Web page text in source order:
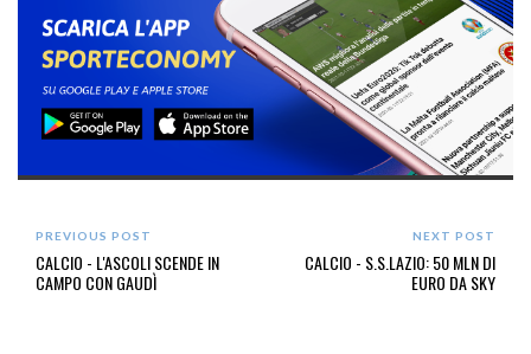
PREVIOUS POST
CALCIO - L'ASCOLI SCENDE IN
CAMPO CON GAUDÌ
NEXT POST
CALCIO - S.S.LAZIO: 50 MLN DI
EURO DA SKY